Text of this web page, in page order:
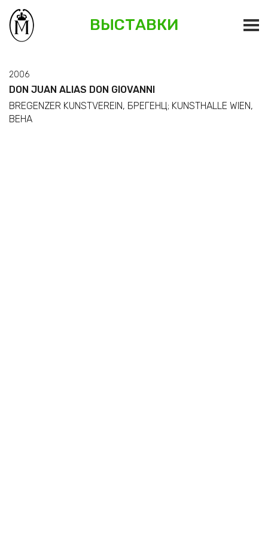
ВЫСТАВКИ
2006
DON JUAN ALIAS DON GIOVANNI
BREGENZER KUNSTVEREIN, БРЕГЕНЦ; KUNSTHALLE WIEN,
ВЕНА